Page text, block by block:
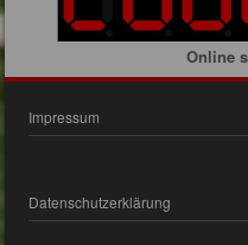
Online
Impressum
Datenschutzerklärung